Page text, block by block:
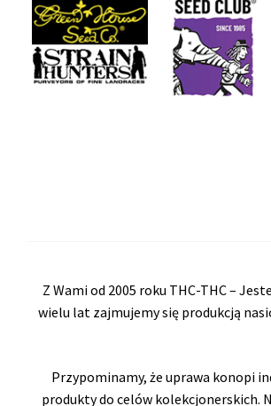
Z Wami od 2005 roku THC-THC –
wielu lat zajmujemy się produkcją
Przypominamy, że uprawa konopi
produkty do celów kolekcjonerskich.